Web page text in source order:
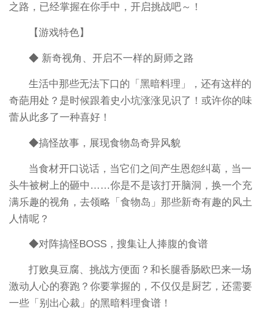
之路，已经掌握在你手中，开启挑战吧～！
【游戏特色】
◆ 新奇视角、开启不一样的厨师之路
生活中那些无法下口的「黑暗料理」，还有这样的
奇葩用处？是时候跟着史小坑涨涨见识了！或许你的味
蕾从此多了一种喜好！
◆搞怪故事，展现食物岛奇异风貌
当食材开口说话，当它们之间产生恩怨纠葛，当一
头牛被树上的砸中……你是不是该打开脑洞，换一个充
满乐趣的视角，去领略「食物岛」那些新奇有趣的风土
人情呢？
◆对阵搞怪BOSS，搜集让人捧腹的食谱
打败臭豆腐、挑战方便面？和长腿香肠欧巴来一场
激动人心的赛跑？你要掌握的，不仅仅是厨艺，还需要
一些「别出心裁」的黑暗料理食谱！